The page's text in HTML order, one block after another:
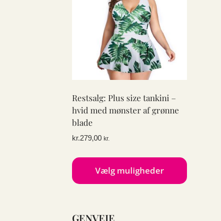
Restsalg: Plus size tankini –
hvid med mønster af grønne
blade
kr.279,00 kr.
Vælg muligheder
har
GENVEJE